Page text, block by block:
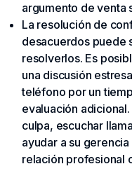
argumento de venta
La resolución de
desacuerdos puede
resolverlos. Es
una discusión
teléfono por un
evaluación
culpa, escuchar
ayudar a su
relación profesional